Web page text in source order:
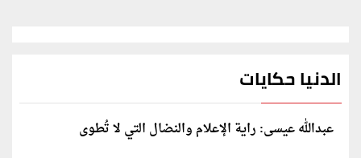
الدنيا حكايات
عبدالله عيسى: راية الإعلام والنضال التي لا تُطوى